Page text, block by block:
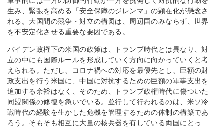
生み、緊張を高める「安全保障のジレンマ」の顕在化が懸念さ
れる。大国間の競争・対立の構図は、周辺国のみならず、世界
を不安定化させる重要な要因である。
バイデン政権下の米国の政策は、トランプ時代とは異なり、対
立の中にも国際ルールを形成していく方向に向かっていくと考
えられる。ただし、コロナ禍への対応を最優先とし、巨額の財
政支出を行う米国に、中国に対抗するための巨額の軍事支出を
追加する余裕はなく、そのため、トランプ政権時代に傷ついた
同盟関係の修復を急いでいる。並行して行われるのは、米ソ冷
戦時代の経験を生かした危機を管理するための体制の構築であ
ろう。そもそも相互に大量の核兵器を有している両国にとっ